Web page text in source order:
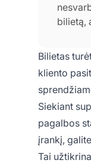
bilietą,
Bilietas
kliento
Siekiant
pagalbos
įrankį,
Tai